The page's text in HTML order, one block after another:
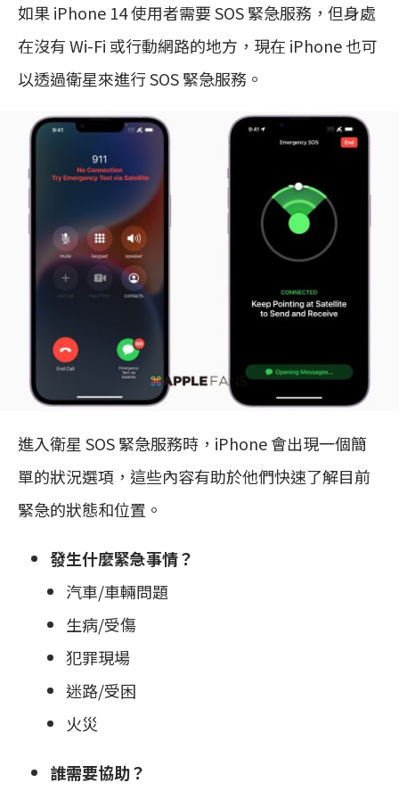
如果 iPhone 14 使用者需要 SOS 緊急服務，但身處
在沒有 Wi-Fi 或行動網路的地方，現在 iPhone 也可
以透過衛星來進行 SOS 緊急服務。
進入衛星 SOS 緊急服務時，iPhone 會出現一個簡
單的狀況選項，這些內容有助於他們快速了解目前
緊急的狀態和位置。
發生什麼緊急事情？
汽車/車輛問題
生病/受傷
犯罪現場
迷路/受困
火災
誰需要協助？